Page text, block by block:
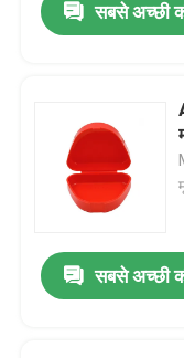
सबसे अच्छी
सबसे अच्छी